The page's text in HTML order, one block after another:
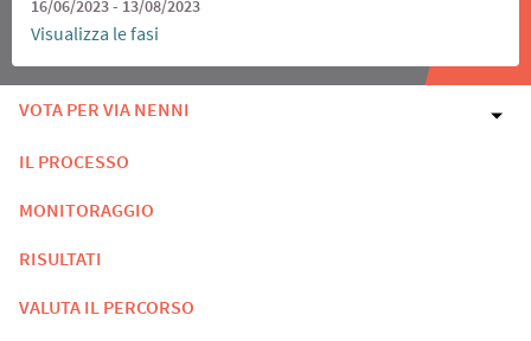
16/06/2023 - 13/08/2023
Visualizza le fasi
VOTA PER VIA NENNI
IL PROCESSO
MONITORAGGIO
RISULTATI
VALUTA IL PERCORSO